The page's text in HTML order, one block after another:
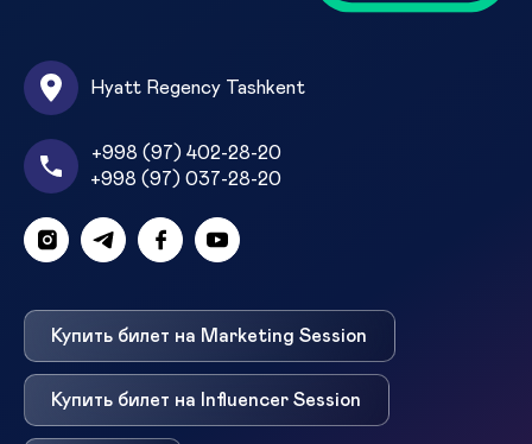
Hyatt Regency Tashkent
+998 (97) 402-28-20
+998 (97) 037-28-20
Купить билет на Marketing Session
Купить билет на Influencer Session